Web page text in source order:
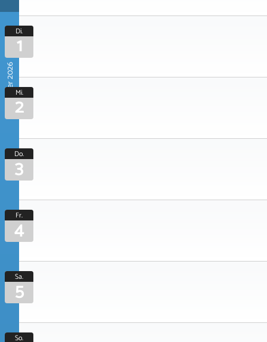
September 2026
Di.
1
Mi.
2
Do.
3
Fr.
4
Sa.
5
So.